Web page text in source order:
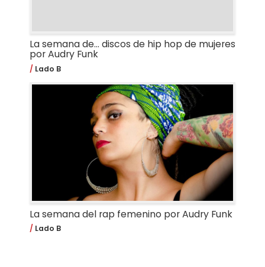
La semana de... discos de hip hop de mujeres
por Audry Funk
Lado B
La semana del rap femenino por Audry Funk
Lado B